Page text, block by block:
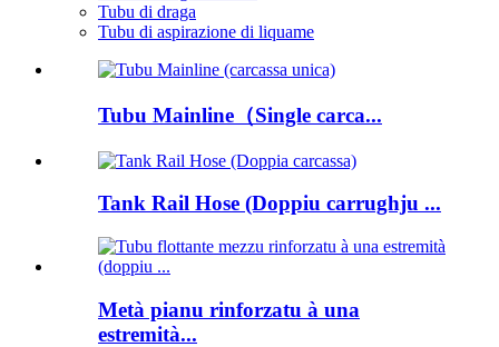
Tubu di draga
Tubu di aspirazione di liquame
Tubu Mainline（Single carca...
Tank Rail Hose (Doppiu carrughju ...
Metà pianu rinforzatu à una
estremità...